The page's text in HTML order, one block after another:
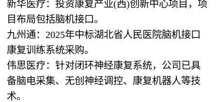
新华医疗：投资康复产业(西)创新中心项目，项
目布局包括脑机接口。
九州通：2025年中标湖北省人民医院脑机接口
康复训练系统采购。
伟思医疗：针对闭环神经康复系统，公司已具
备脑电采集、无创神经调控、康复机器人等技
术。